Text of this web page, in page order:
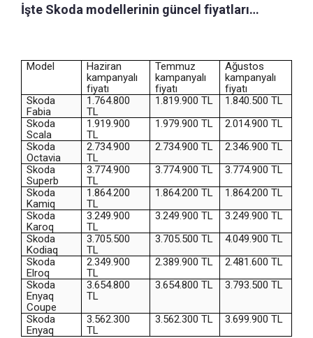
İşte Skoda modellerinin güncel fiyatları…
Model
Haziran
kampanyalı
fiyatı
Temmuz
kampanyalı
fiyatı
Ağustos
kampanyalı
fiyatı
Skoda
Fabia
1.764.800
TL
1.819.900 TL
1.840.500 TL
Skoda
Scala
1.919.900
TL
1.979.900 TL
2.014.900 TL
Skoda
Octavia
2.734.900
TL
2.734.900 TL
2.346.900 TL
Skoda
Superb
3.774.900
TL
3.774.900 TL
3.774.900 TL
Skoda
Kamiq
1.864.200
TL
1.864.200 TL
1.864.200 TL
Skoda
Karoq
3.249.900
TL
3.249.900 TL
3.249.900 TL
Skoda
Kodiaq
3.705.500
TL
3.705.500 TL
4.049.900 TL
Skoda
Elroq
2.349.900
TL
2.389.900 TL
2.481.600 TL
Skoda
Enyaq
Coupe
3.654.800
TL
3.654.800 TL 3.793.500 TL
Skoda
Enyaq
3.562.300
TL
3.562.300 TL 3.699.900 TL